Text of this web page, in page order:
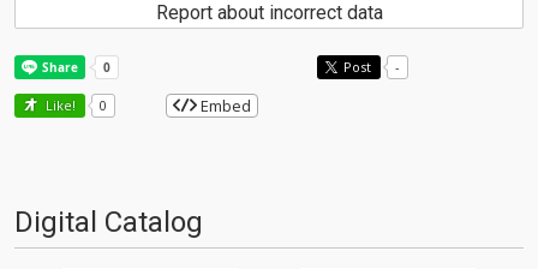
Report about incorrect data
Post -
Like! 0 Embed
Digital Catalog